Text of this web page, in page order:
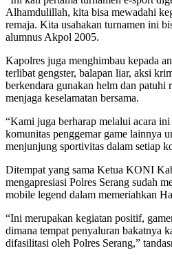
Alhamdulillah, kita bisa mewadahi
remaja. Kita usahakan turnamen ini
alumnus Akpol 2005.
Kapolres juga menghimbau kepada
terlibat gengster, balapan liar, aksi
berkendara gunakan helm dan patuhi
menjaga keselamatan bersama.
“Kami juga berharap melalui acara
komunitas penggemar game lainnya
menjunjung sportivitas dalam setiap
Ditempat yang sama Ketua KONI
mengapresiasi Polres Serang sudah
mobile legend dalam memeriahkan
“Ini merupakan kegiatan positif,
dimana tempat penyaluran bakatnya
difasilitasi oleh Polres Serang,”